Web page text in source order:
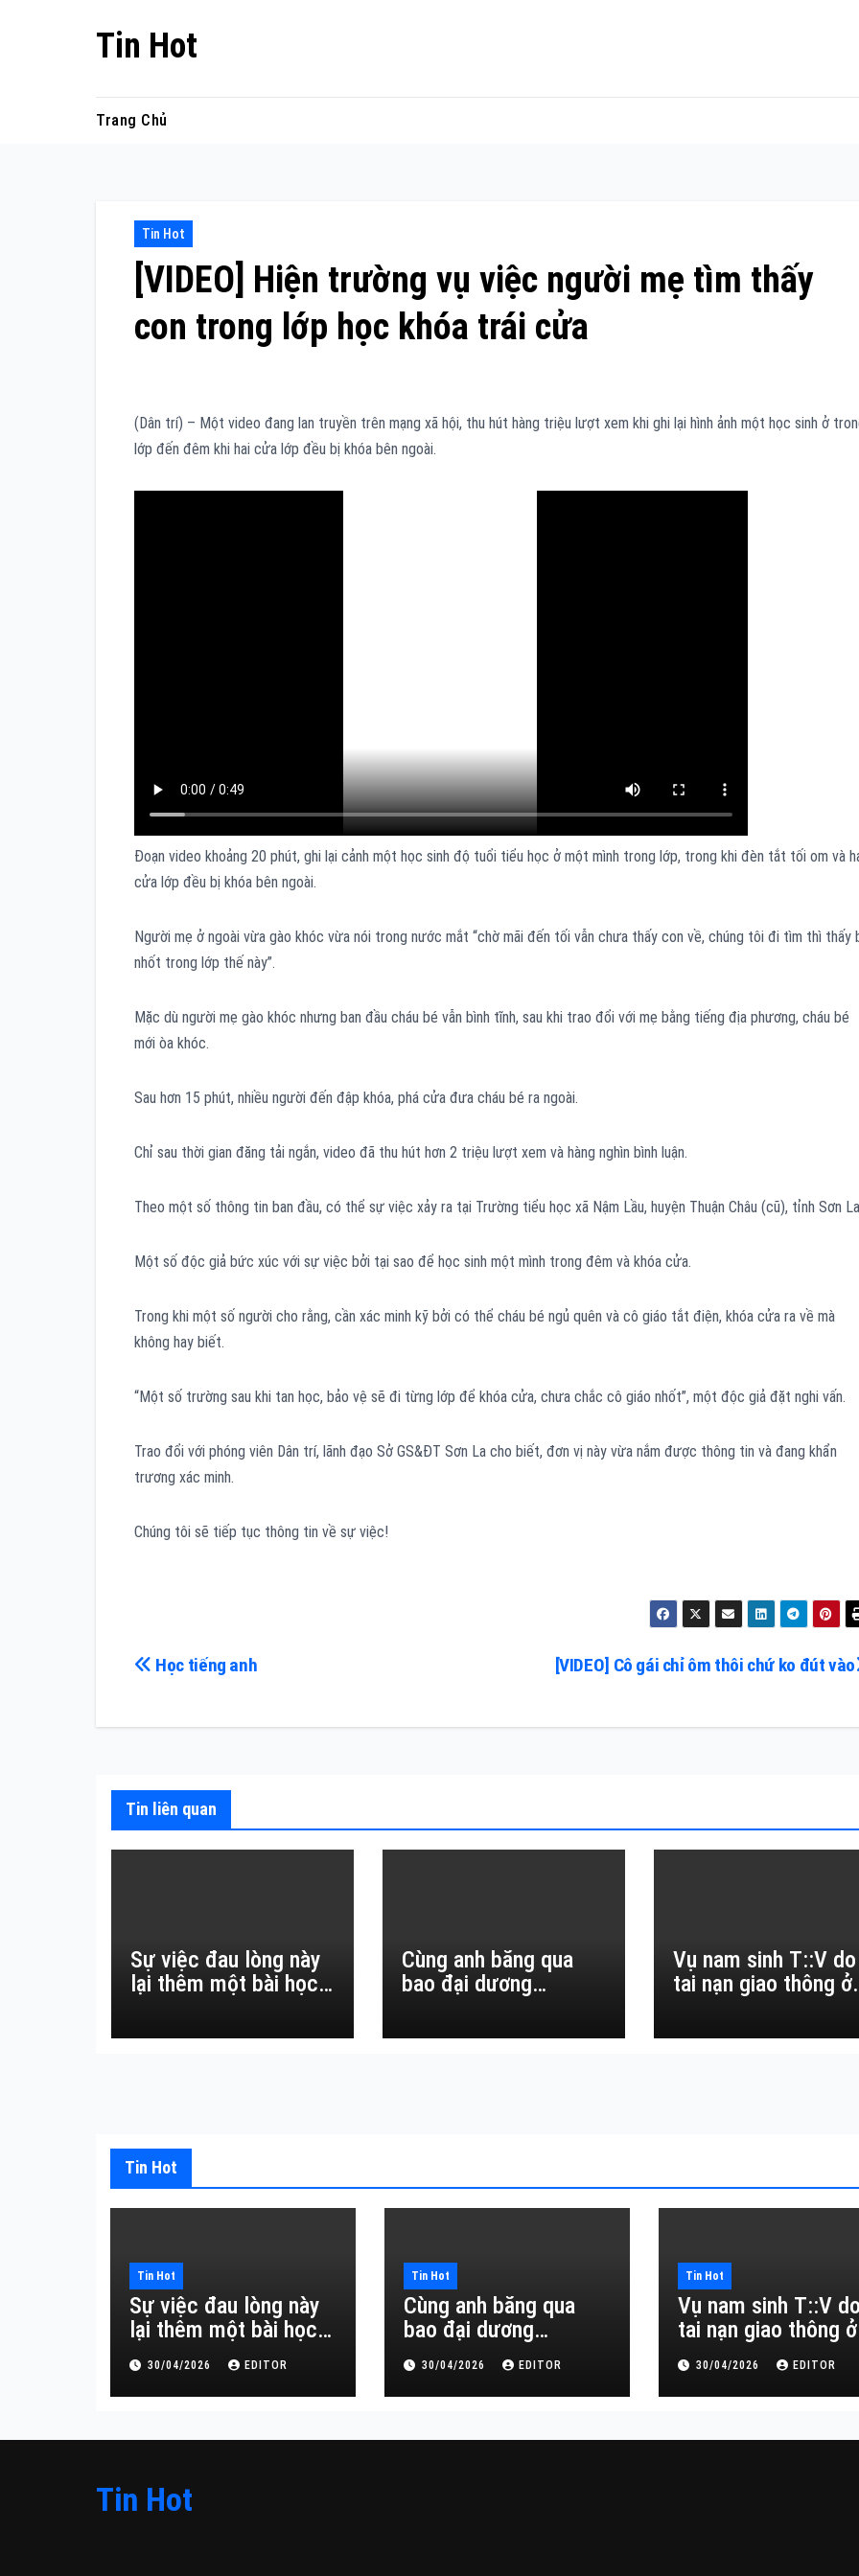
Tin Hot
Trang Chủ
Tin Hot
[VIDEO] Hiện trường vụ việc người mẹ tìm thấy
con trong lớp học khóa trái cửa
(Dân trí) – Một video đang lan truyền trên mạng xã hội, thu hút hàng triệu lượt xem khi ghi lại hình ảnh một học sinh ở
lớp đến đêm khi hai cửa lớp đều bị khóa bên ngoài.
Đoạn video khoảng 20 phút, ghi lại cảnh một học sinh độ tuổi tiểu học ở một mình trong lớp, trong khi đèn tắt tối om và
cửa lớp đều bị khóa bên ngoài.
Người mẹ ở ngoài vừa gào khóc vừa nói trong nước mắt “chờ mãi đến tối vẫn chưa thấy con về, chúng tôi đi tìm thì thấy
nhốt trong lớp thế này”.
Mặc dù người mẹ gào khóc nhưng ban đầu cháu bé vẫn bình tĩnh, sau khi trao đổi với mẹ bằng tiếng địa phương, cháu bé
mới òa khóc.
Sau hơn 15 phút, nhiều người đến đập khóa, phá cửa đưa cháu bé ra ngoài.
Chỉ sau thời gian đăng tải ngắn, video đã thu hút hơn 2 triệu lượt xem và hàng nghìn bình luận.
Theo một số thông tin ban đầu, có thể sự việc xảy ra tại Trường tiểu học xã Nậm Lầu, huyện Thuận Châu (cũ), tỉnh Sơn
Một số độc giả bức xúc với sự việc bởi tại sao để học sinh một mình trong đêm và khóa cửa.
Trong khi một số người cho rằng, cần xác minh kỹ bởi có thể cháu bé ngủ quên và cô giáo tắt điện, khóa cửa ra về mà
không hay biết.
“Một số trường sau khi tan học, bảo vệ sẽ đi từng lớp để khóa cửa, chưa chắc cô giáo nhốt”, một độc giả đặt nghi vấn.
Trao đổi với phóng viên Dân trí, lãnh đạo Sở GS&ĐT Sơn La cho biết, đơn vị này vừa nắm được thông tin và đang khẩn
trương xác minh.
Chúng tôi sẽ tiếp tục thông tin về sự việc!
Điều
viết
[VIDEO] Cô gái chỉ ôm thôi chứ ko đút vào
Học tiếng anh
Tin liên quan
Sự việc đau lòng này
lại thêm một bài học
thường.
Cùng anh băng qua
bao đại dương…
Vụ nam sinh T::V do
tai nạn giao thông ở
Tin Hot
Tin Hot
Sự việc đau lòng này
lại thêm một bài học
đắt giá về sự vô
thường.
30/04/2026 EDITOR
Tin Hot
Cùng anh băng qua
bao đại dương…
30/04/2026 EDITOR
Tin Hot
Vụ nam sinh T::V
tai nạn giao thông ở
Đắk Lắk
30/04/2026 EDITOR
Tin Hot